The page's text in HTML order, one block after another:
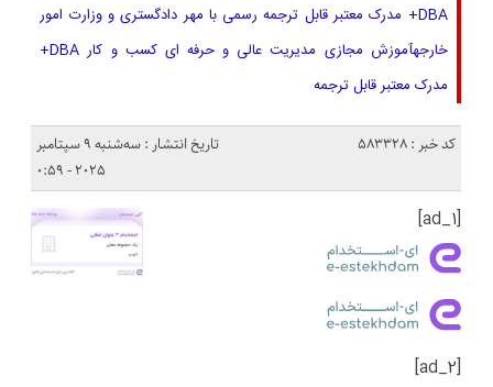
DBA+ مدرک معتبر قابل ترجمه رسمی با مهر دادگستری و وزارت امور
خارجهآموزش مجازی مدیریت عالی و حرفه ای کسب و کار DBA+
مدرک معتبر قابل ترجمه
کد خبر : 583328
تاریخ انتشار : سه‌شنبه 9 سپتامبر
2025 - 0:59
[ad_1]
[ad_2]